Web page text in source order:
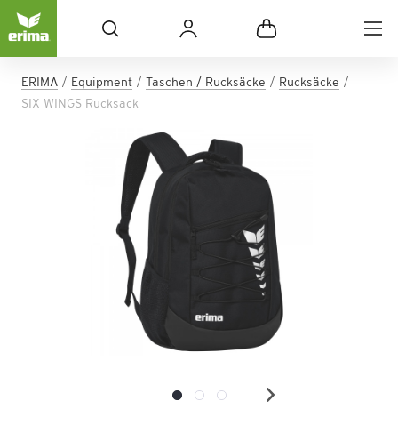
ERIMA Equipment Taschen / Rucksäcke
Rucksäcke
SIX WINGS Rucksack